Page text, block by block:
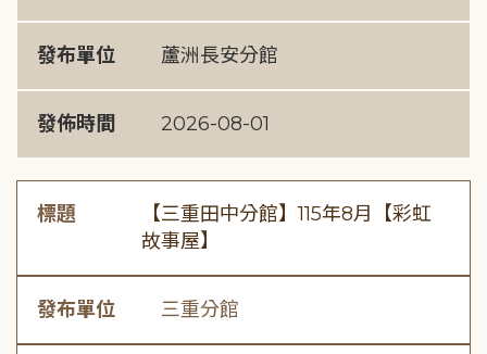
發布單位 蘆洲長安分館
發佈時間 2026-08-01
標題
【三重田中分館】115年8月【彩虹
故事屋】
發布單位 三重分館